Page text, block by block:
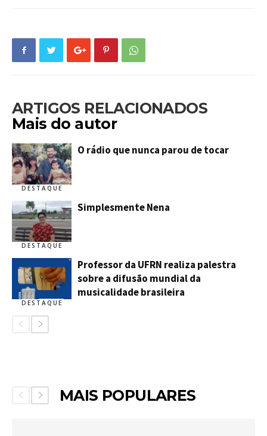
ARTIGOS RELACIONADOS
Mais do autor
DESTAQUE
O rádio que nunca parou de tocar
DESTAQUE
Simplesmente Nena
DESTAQUE
Professor da UFRN realiza palestra
sobre a difusão mundial da
musicalidade brasileira
MAIS POPULARES